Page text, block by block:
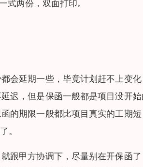
两份，双面打印。
会延期一些，毕竟计划赶不上变
迟，但是保函一般都是项目没开
的期限一般都比项目真实的工期
。
跟甲方协调下，尽量别在开保函